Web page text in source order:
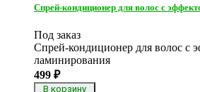
Спрей-кондиционер для волос с
Под заказ
Cпрей-кондиционер для волос с
ламинирования
499 ₽